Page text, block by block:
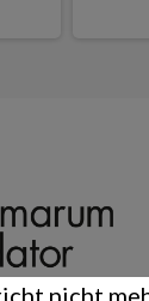
nicht